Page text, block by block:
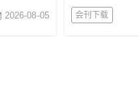
2026-08-05 会刊下载